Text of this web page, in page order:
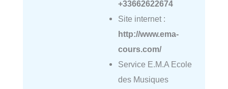
+33662622674
Site internet :
http://www.ema-
cours.com/
Service E.M.A Ecole
des Musiques